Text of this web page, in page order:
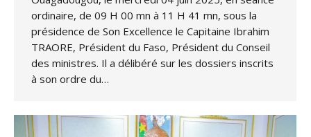
ordinaire, de 09 H 00 mn à 11 H 41 mn, sous la
présidence de Son Excellence le Capitaine Ibrahim
TRAORE, Président du Faso, Président du Conseil
des ministres. Il a délibéré sur les dossiers inscrits
à son ordre du…